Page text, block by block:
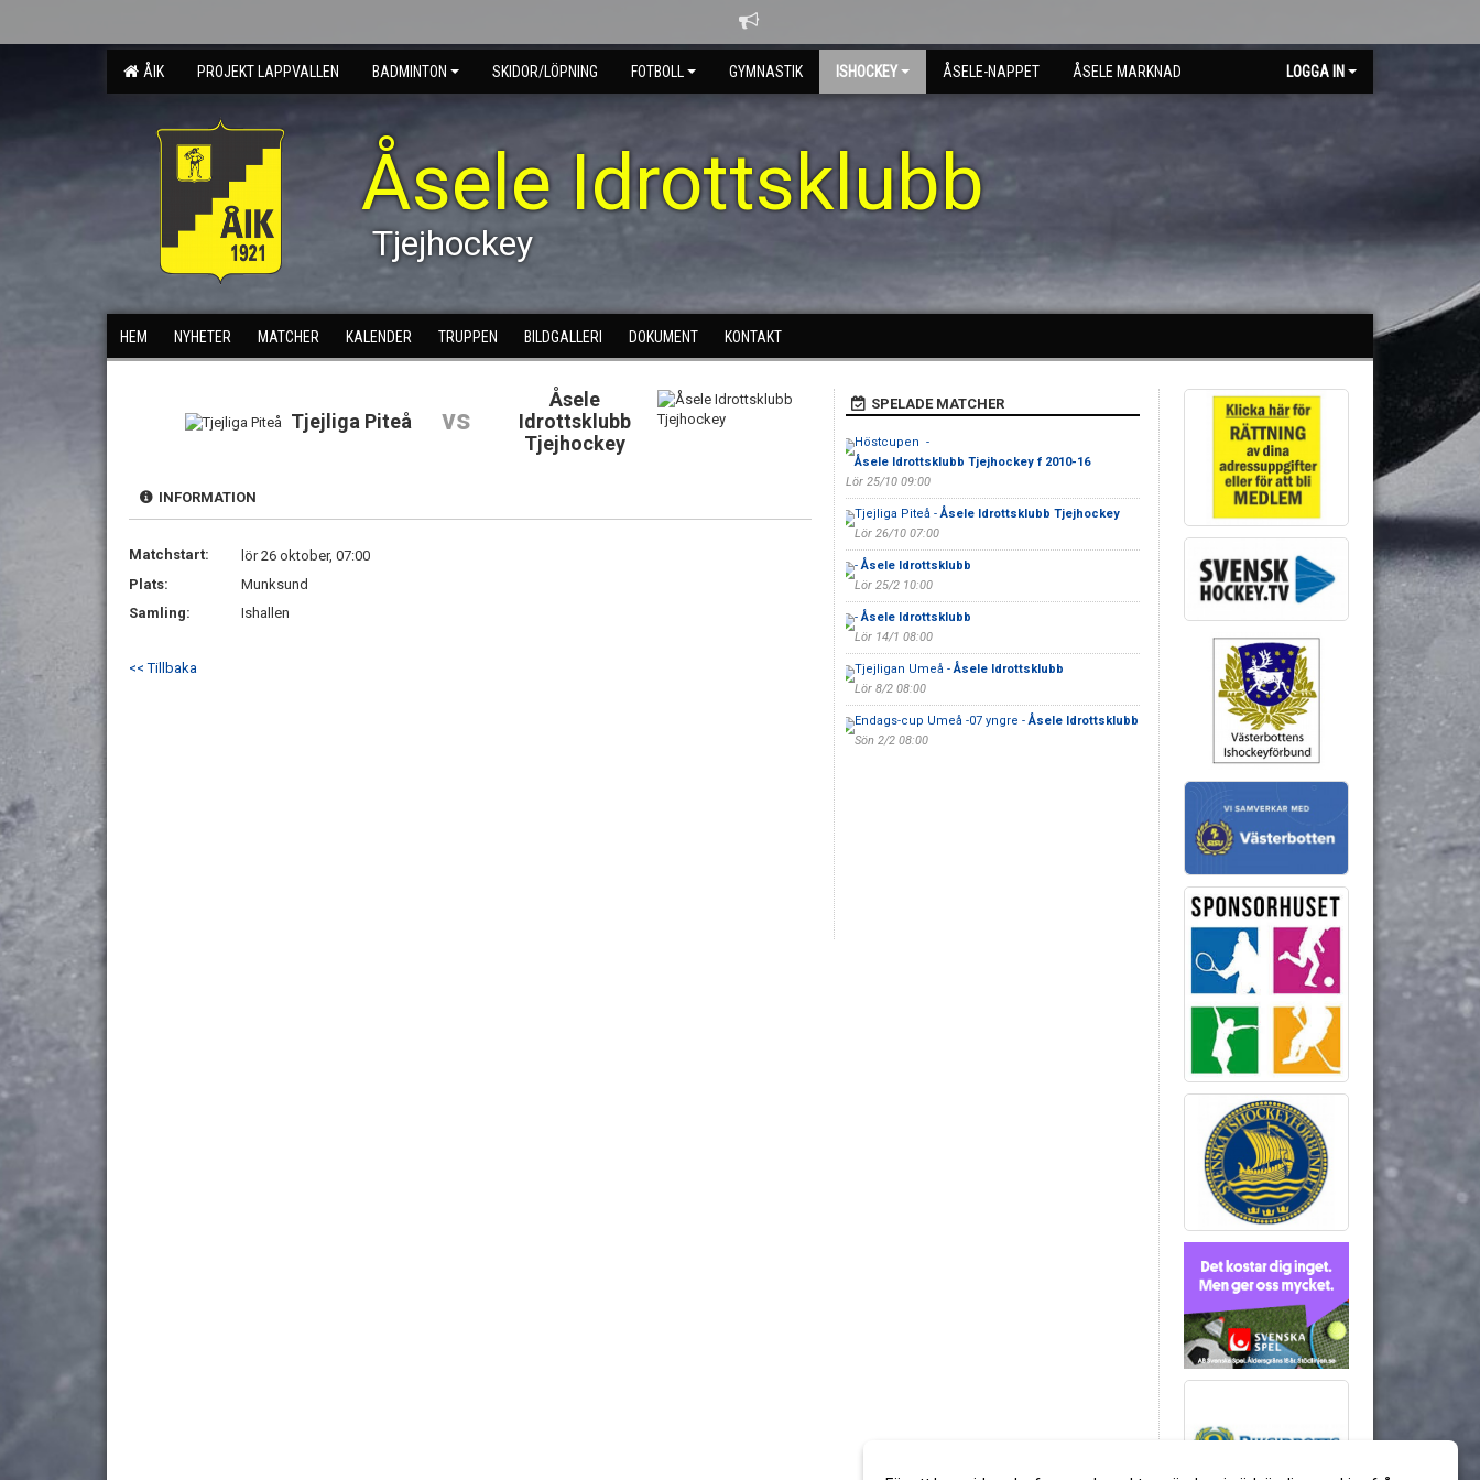
ÅIK PROJEKT LAPPVALLEN BADMINTON SKIDOR/LÖPNING FOTBOLL GYMNASTIK ISHOCKEY ÅSELE-NAPPET ÅSELE MARKNAD LOGGA IN
Åsele Idrottsklubb
Tjejhockey
HEM NYHETER MATCHER KALENDER TRUPPEN BILDGALLERI DOKUMENT KONTAKT
Tjejliga Piteå vs
Åsele
Idrottsklubb
Tjejhockey
INFORMATION
Matchstart:
lör 26 oktober, 07:00
Plats:
Munksund
Samling:
Ishallen
<< Tillbaka
SPELADE MATCHER
Höstcupen -
Åsele Idrottsklubb Tjejhockey f 2010-16
Lör 25/10 09:00
Tjejliga Piteå -Åsele Idrottsklubb Tjejhockey
Lör 26/10 07:00
-Åsele Idrottsklubb
Lör 25/2 10:00
-Åsele Idrottsklubb
Lör 14/1 08:00
Tjejligan Umeå -Åsele Idrottsklubb
Lör 8/2 08:00
Endags-cup Umeå -07 yngre -Åsele Idrottsklubb
Sön 2/2 08:00